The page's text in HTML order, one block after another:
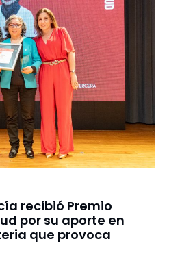
recibió Premio
por su aporte en
que provoca